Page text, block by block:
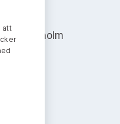
Stockholm
att